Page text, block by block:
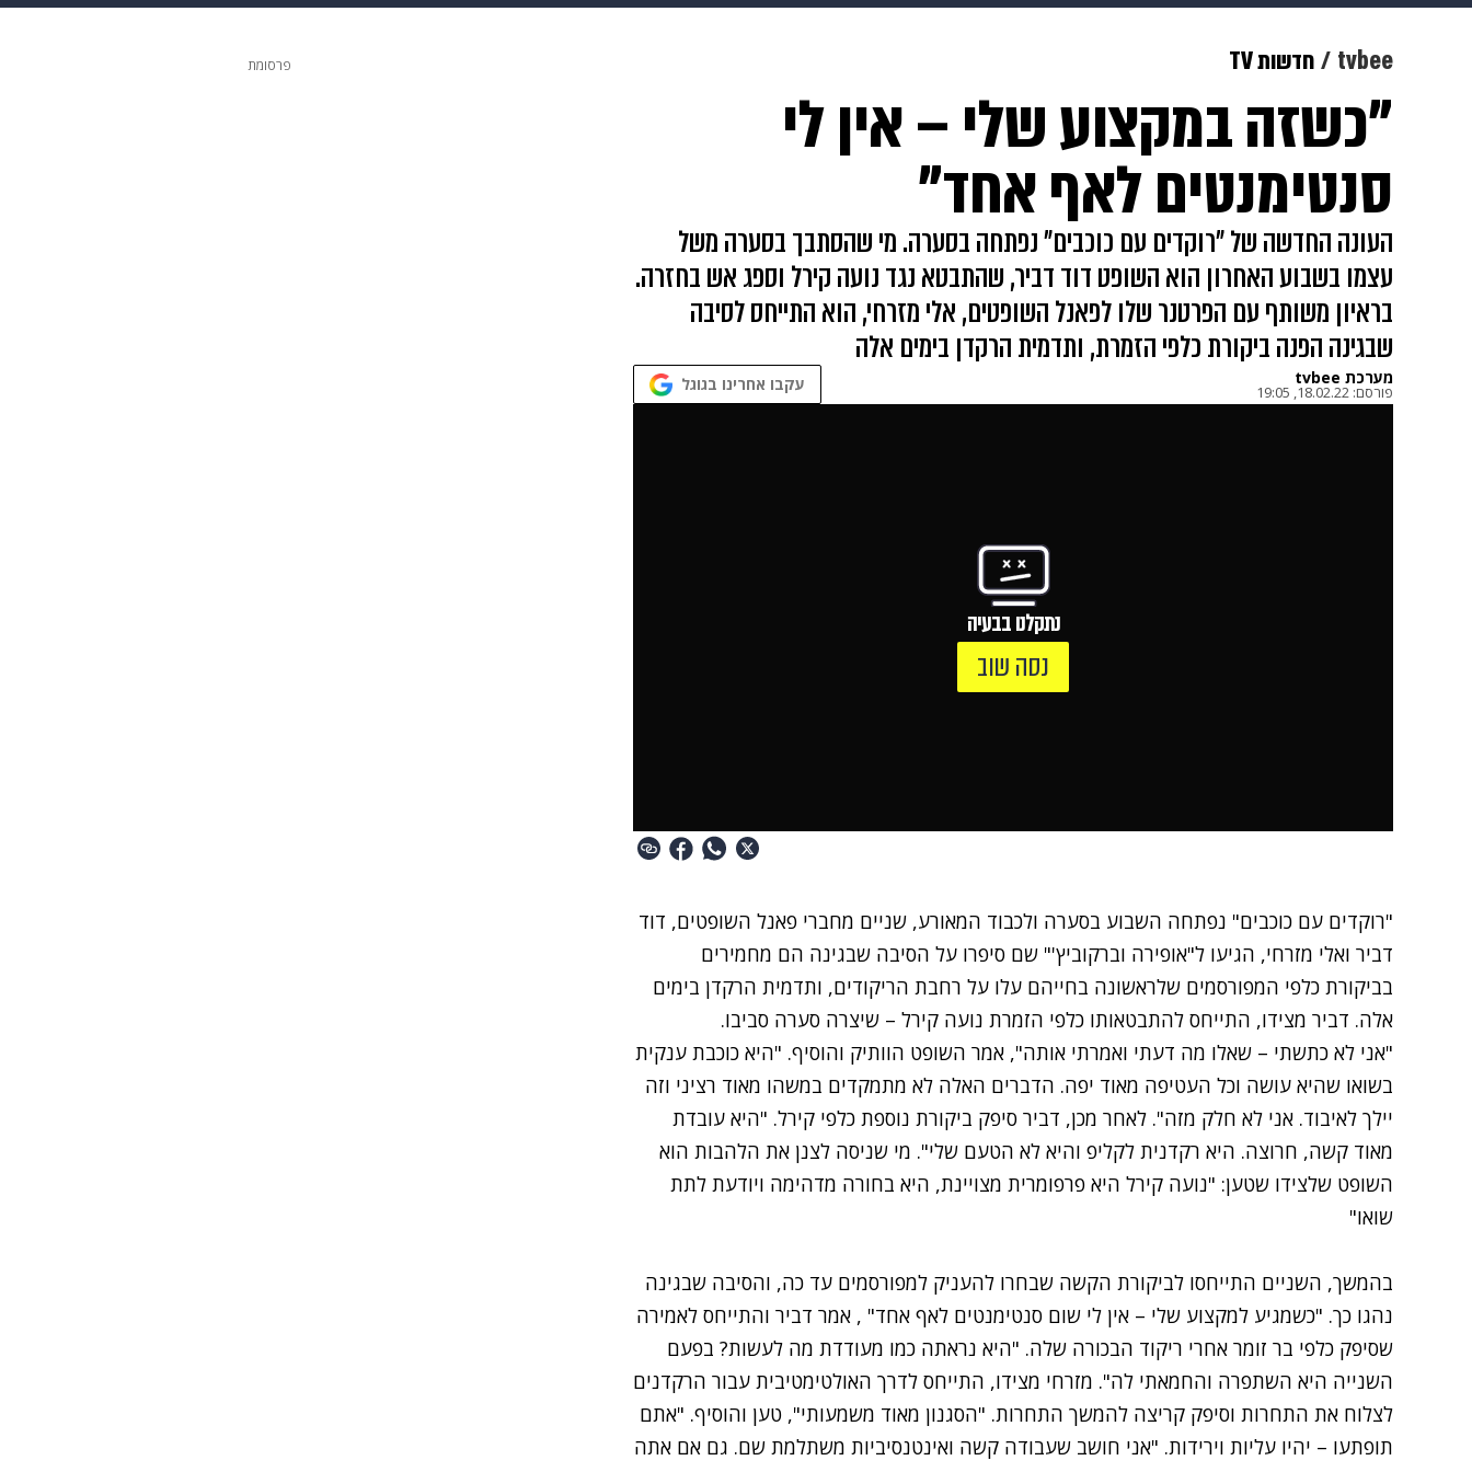
תרבות
גאווה ויוה משפט תשעה חודשים מתכונים פרויקטים מיוחדים
tvbee חדשות TV
"כשזה במקצוע שלי – אין לי
סנטימנטים לאף אחד"
העונה החדשה של "רוקדים עם כוכבים" נפתחה בסערה. מי שהסתבך בסערה משל
עצמו בשבוע האחרון הוא השופט דוד דביר, שהתבטא נגד נועה קירל וספג אש בחזרה.
בראיון משותף עם הפרטנר שלו לפאנל השופטים, אלי מזרחי, הוא התייחס לסיבה
שבגינה הפנה ביקורת כלפי הזמרת, ותדמית הרקדן בימים אלה
מערכת tvbee
פורסם: 18.02.22, 19:05 עקבו אחרינו בגוגל
נתקלנו בבעיה
נסה שוב
"רוקדים עם כוכבים" נפתחה השבוע בסערה ולכבוד המאורע, שניים מחברי פאנל השופטים, דוד
דביר ואלי מזרחי, הגיעו ל"אופירה וברקוביץ'" שם סיפרו על הסיבה שבגינה הם מחמירים
בביקורת כלפי המפורסמים שלראשונה בחייהם עלו על רחבת הריקודים, ותדמית הרקדן בימים
אלה. דביר מצידו, התייחס להתבטאותו כלפי הזמרת נועה קירל – שיצרה סערה סביבו.
"אני לא כתשתי – שאלו מה דעתי ואמרתי אותה", אמר השופט הוותיק והוסיף. "היא כוכבת ענקית
בשואו שהיא עושה וכל העטיפה מאוד יפה. הדברים האלה לא מתמקדים במשהו מאוד רציני וזה
יילך לאיבוד. אני לא חלק מזה". לאחר מכן, דביר סיפק ביקורת נוספת כלפי קירל. "היא עובדת
מאוד קשה, חרוצה. היא רקדנית לקליפ והיא לא הטעם שלי". מי שניסה לצנן את הלהבות הוא
השופט שלצידו שטען: "נועה קירל היא פרפומרית מצויינת, היא בחורה מדהימה ויודעת לתת
שואו"
בהמשך, השניים התייחסו לביקורת הקשה שבחרו להעניק למפורסמים עד כה, והסיבה שבגינה
נהגו כך. "כשמגיע למקצוע שלי – אין לי שום סנטימנטים לאף אחד" , אמר דביר והתייחס לאמירה
שסיפק כלפי בר זומר אחרי ריקוד הבכורה שלה. "היא נראתה כמו מעודדת מה לעשות? בפעם
השנייה היא השתפרה והחמאתי לה". מזרחי מצידו, התייחס לדרך האולטימטיבית עבור הרקדנים
לצלוח את התחרות וסיפק קריצה להמשך התחרות. "הסגנון מאוד משמעותי", טען והוסיף. "אתם
תופתעו – יהיו עליות וירידות. "אני חושב שעבודה קשה ואינטנסיביות משתלמת שם. גם אם אתה
פרסומת